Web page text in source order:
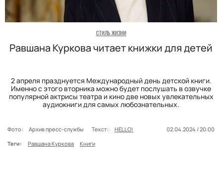
СТИЛЬ ЖИЗНИ
Равшана Куркова читает книжки для детей
2 апреля празднуется Международный день детской книги.
Именно с этого вторника можно будет послушать в озвучке
популярной актрисы театра и кино две новых увлекательных
аудиокниги для самых любознательных.
Фото: Архив пресс-службы Текст: HELLO!
02.04.2024 / 20:00
Теги:
Равшана Куркова Книги